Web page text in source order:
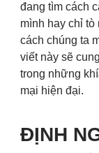
đang tìm cách
mình hay chỉ tò
cách chúng ta
viết này sẽ
trong những
mại hiện đại.
ĐỊNH